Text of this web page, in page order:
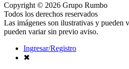
Copyright © 2026 Grupo Rumbo
Todos los derechos reservados
Las imágenes son ilustrativas y pueden
pueden variar sin previo aviso.
Ingresar/Registro
✖